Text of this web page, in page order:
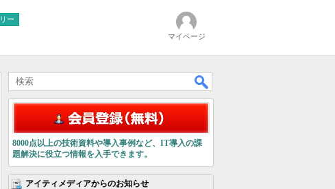
ー
マイページ
8000点以上の技術資料や導入事例など、IT導入の課
題解決に役立つ情報を入手できます。
アイティメディアからのお知らせ